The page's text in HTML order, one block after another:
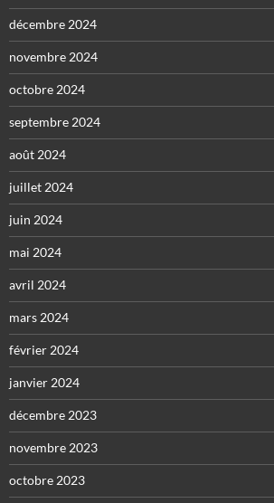
décembre 2024
novembre 2024
octobre 2024
septembre 2024
août 2024
juillet 2024
juin 2024
mai 2024
avril 2024
mars 2024
février 2024
janvier 2024
décembre 2023
novembre 2023
octobre 2023